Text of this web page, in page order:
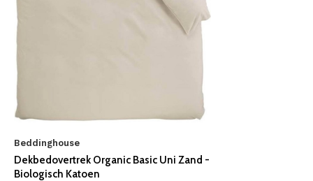
Beddinghouse
Dekbedovertrek Organic Basic Uni Zand -
Biologisch Katoen